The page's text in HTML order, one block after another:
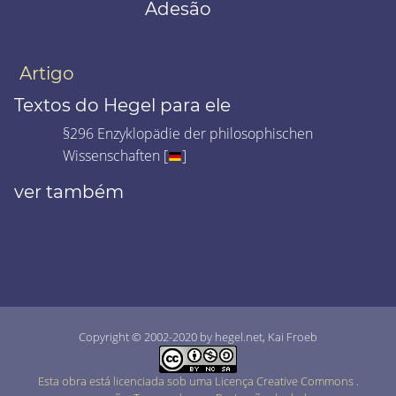
Adesão
Artigo
Textos do Hegel para ele
§296 Enzyklopädie der philosophischen
Wissenschaften [
]
ver também
Copyright © 2002-2020 by hegel.net, Kai Froeb
Esta obra está licenciada sob uma Licença Creative Commons .